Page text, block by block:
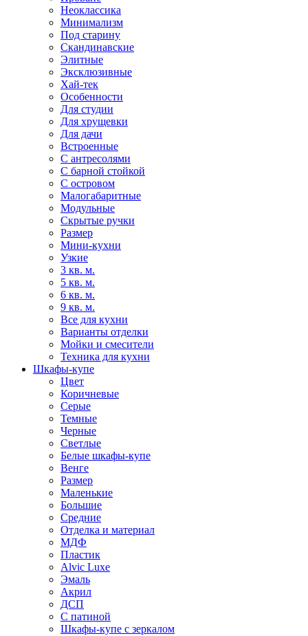
Неоклассика
Минимализм
Под старину
Скандинавские
Элитные
Эксклюзивные
Хай-тек
Особенности
Для студии
Для хрущевки
Для дачи
Встроенные
С антресолями
С барной стойкой
С островом
Малогабаритные
Модульные
Скрытые ручки
Размер
Мини-кухни
Узкие
3 кв. м.
5 кв. м.
6 кв. м.
9 кв. м.
Все для кухни
Варианты отделки
Мойки и смесители
Техника для кухни
Шкафы-купе
Цвет
Коричневые
Серые
Темные
Черные
Светлые
Белые шкафы-купе
Венге
Размер
Маленькие
Большие
Средние
Отделка и материал
МДФ
Пластик
Alvic Luxe
Эмаль
Акрил
ДСП
С патиной
Шкафы-купе с зеркалом